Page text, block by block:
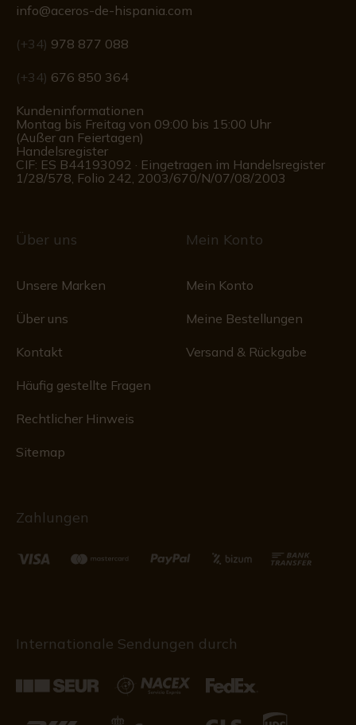
info@aceros-de-hispania.com
(+34) 978 877 088
(+34) 676 850 364
Kundeninformationen
Montag bis Freitag von 09:00 bis 15:00 Uhr
(Außer an Feiertagen)
Handelsregister
CIF: ES B44193092 · Eingetragen im Handelsregister
1/28/578, Folio 242, 2003/670/N/07/08/2003
Über uns
Unsere Marken
Über uns
Kontakt
Häufig gestellte Fragen
Rechtlicher Hinweis
Sitemap
Mein Konto
Mein Konto
Meine Bestellungen
Versand & Rückgabe
Zahlungen
Internationale Sendungen durch